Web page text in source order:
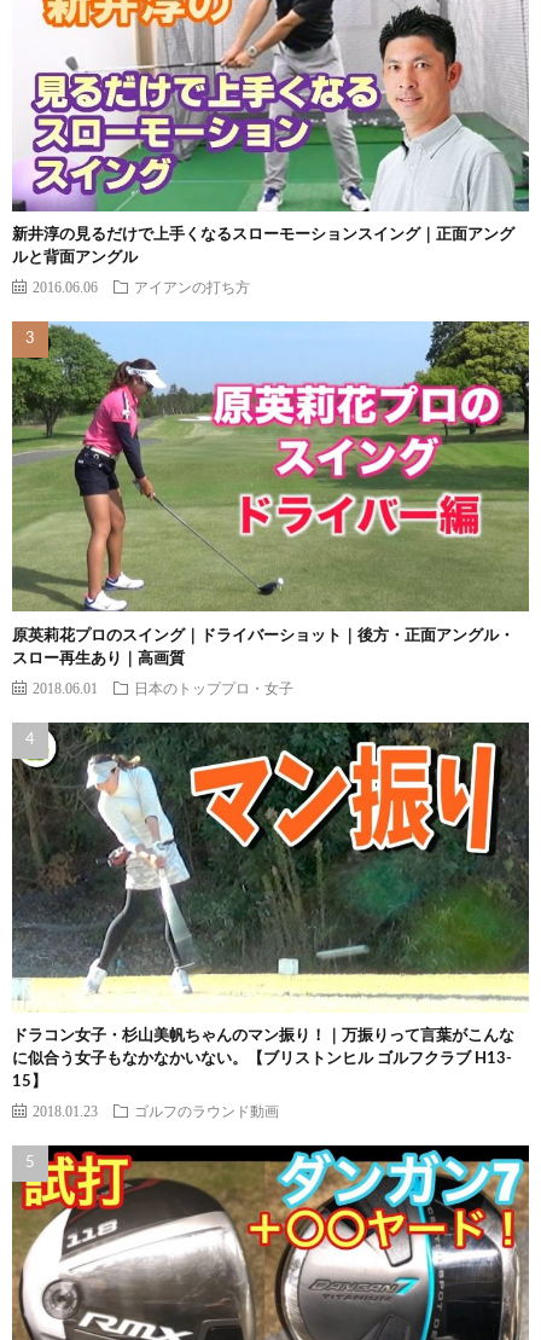
新井淳の見るだけで上手くなるスローモーションスイング｜正面アング
ルと背面アングル
2016.06.06 アイアンの打ち方
原英莉花プロのスイング｜ドライバーショット｜後方・正面アングル・
スロー再生あり｜高画質
2018.06.01 日本のトッププロ・女子
ドラコン女子・杉山美帆ちゃんのマン振り！｜万振りって言葉がこんな
に似合う女子もなかなかいない。【ブリストンヒル ゴルフクラブ H13-
15】
2018.01.23 ゴルフのラウンド動画